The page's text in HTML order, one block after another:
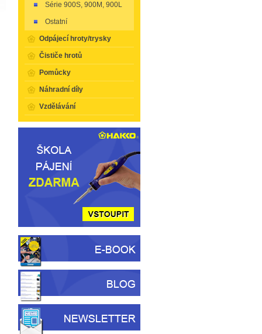
Série 900S, 900M, 900L
Ostatní
Odpájecí hroty/trysky
Čističe hrotů
Pomůcky
Náhradní díly
Vzdělávání